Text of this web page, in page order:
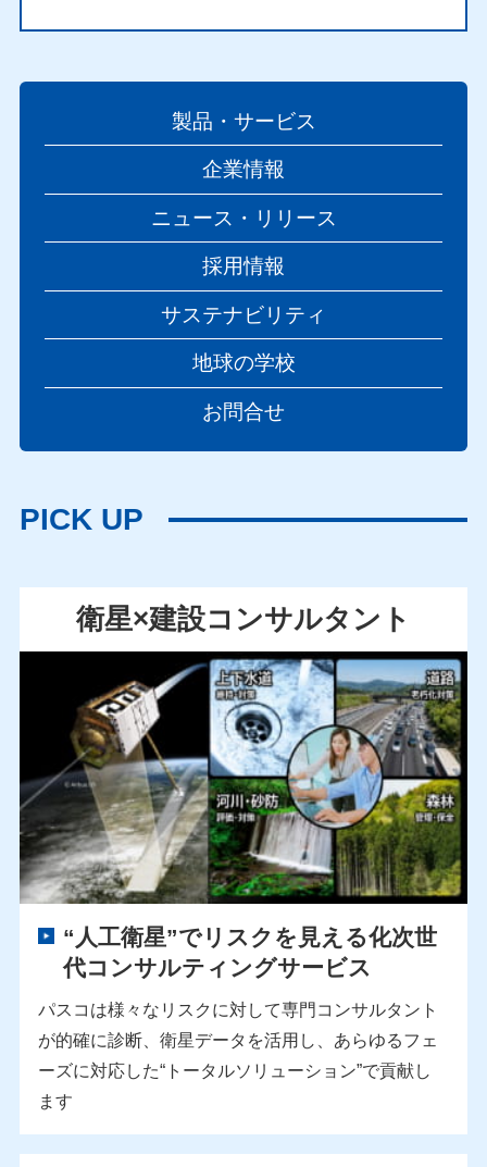
製品・サービス
企業情報
ニュース・リリース
採用情報
サステナビリティ
地球の学校
お問合せ
PICK UP
衛星×建設コンサルタント
“人工衛星”でリスクを見える化次世
代コンサルティングサービス
パスコは様々なリスクに対して専門コンサルタント
が的確に診断、衛星データを活用し、あらゆるフェ
ーズに対応した“トータルソリューション”で貢献し
ます